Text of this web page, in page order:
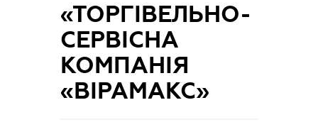
«ТОРГІВЕЛЬНО-
СЕРВІСНА
КОМПАНІЯ
«ВІРАМАКС»